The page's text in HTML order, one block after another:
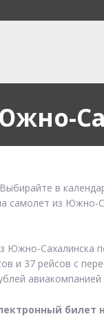
в
самолет из Южно-
Южно-
и 37 рейсов с
билет